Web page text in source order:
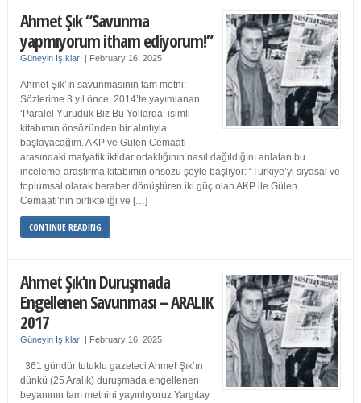
Ahmet Şık “Savunma
yapmıyorum itham ediyorum!”
Güneyin Işıkları | February 16, 2025
Ahmet Şık’ın savunmasının tam metni:
Sözlerime 3 yıl önce, 2014’te yayımlanan
‘Paralel Yürüdük Biz Bu Yollarda’ isimli
kitabımın önsözünden bir alıntıyla
başlayacağım. AKP ve Gülen Cemaati
arasındaki mafyatik iktidar ortaklığının nasıl dağıldığını anlatan bu
inceleme-araştırma kitabımın önsözü şöyle başlıyor: “Türkiye’yi siyasal ve
toplumsal olarak beraber dönüştüren iki güç olan AKP ile Gülen
Cemaati’nin birlikteliği ve […]
CONTINUE READING
Ahmet Şık’ın Duruşmada
Engellenen Savunması – ARALIK
2017
Güneyin Işıkları | February 16, 2025
361 gündür tutuklu gazeteci Ahmet Şık’ın
dünkü (25 Aralık) duruşmada engellenen
beyanının tam metnini yayınlıyoruz Yargıtay